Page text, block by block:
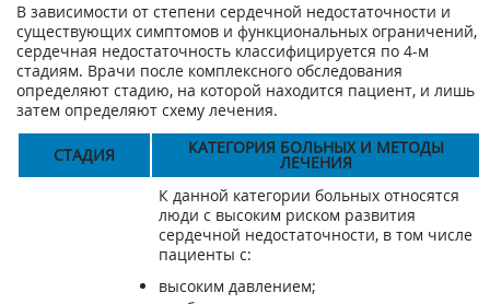
В зависимости от степени сердечной недостаточности и
существующих симптомов и функциональных ограничений,
сердечная недостаточность классифицируется по 4-м
стадиям. Врачи после комплексного обследования
определяют стадию, на которой находится пациент, и лишь
затем определяют схему лечения.
СТАДИЯ КАТЕГОРИЯ БОЛЬНЫХ И МЕТОДЫ
ЛЕЧЕНИЯ
К данной категории больных относятся
люди с высоким риском развития
сердечной недостаточности, в том числе
пациенты с:
высоким давлением;